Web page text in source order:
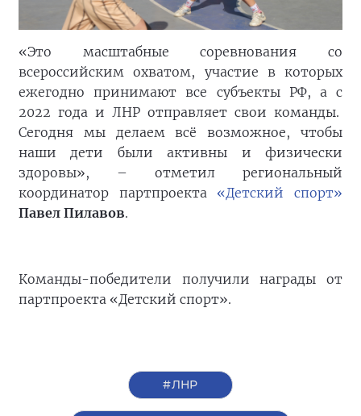
«Это масштабные соревнования со
всероссийским охватом, участие в которых
ежегодно принимают все субъекты РФ, а с
2022 года и ЛНР отправляет свои команды.
Сегодня мы делаем всë возможное, чтобы
наши дети были активны и физически
здоровы», – отметил региональный
координатор партпроекта «Детский спорт»
Павел Пилавов.
Команды-победители получили награды от
партпроекта «Детский спорт».
#ЛНР